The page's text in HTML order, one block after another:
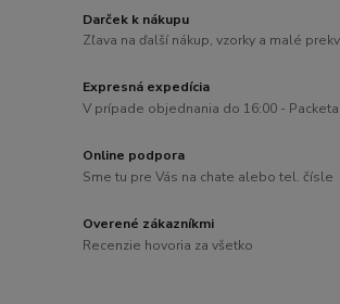
Darček k nákupu
Zľava na ďalší nákup, vzorky a malé
Expresná expedícia
V prípade objednania do 16:00 - Packeta
Online podpora
Sme tu pre Vás na chate alebo tel. čísle
Overené zákazníkmi
Recenzie hovoria za všetko